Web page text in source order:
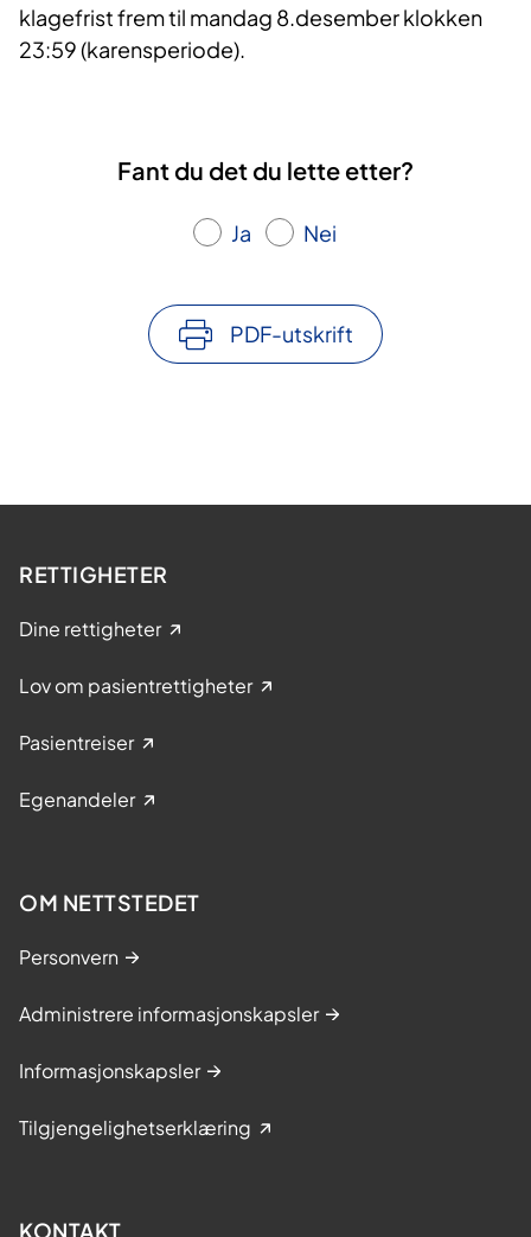
klagefrist frem til mandag 8.desember klokken
23:59 (karensperiode).
Fant du det du lette etter?
Ja Nei
PDF-utskrift
RETTIGHETER
Dine rettigheter
Lov om pasientrettigheter
Pasientreiser
Egenandeler
OM NETTSTEDET
Personvern
Administrere informasjonskapsler
Informasjonskapsler
Tilgjengelighetserklæring
KONTAKT